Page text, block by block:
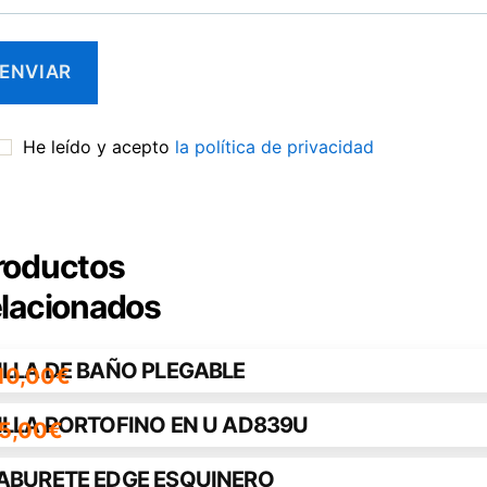
He leído y acepto la política de privacidad
DE BAÑO PLEGABLE
€
PORTOFINO EN U AD839U
€
EDGE ESQUINERO